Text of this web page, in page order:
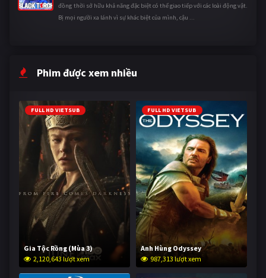
đồng thời sở hữu khả năng đặc biệt có thể giao tiếp với các loài động vật.
Bị mọi người xa lánh vì sự khác biệt của mình, cậu ...
Phim được xem nhiều
FULL HD VIETSUB
Gia Tộc Rồng (Mùa 3)
2,120,643 lượt xem
FULL HD VIETSUB
Anh Hùng Odyssey
987,313 lượt xem